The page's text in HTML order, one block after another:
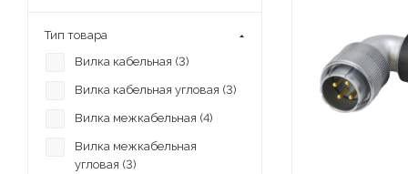
Тип товара
Вилка кабельная (3)
Вилка кабельная угловая (3)
Вилка межкабельная (4)
Вилка межкабельная
угловая (3)